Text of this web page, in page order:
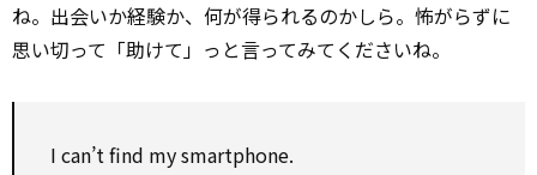
ね。出会いか経験か、何が得られるのかしら。怖がらずに
思い切って「助けて」っと言ってみてくださいね。
I can’t find my smartphone.